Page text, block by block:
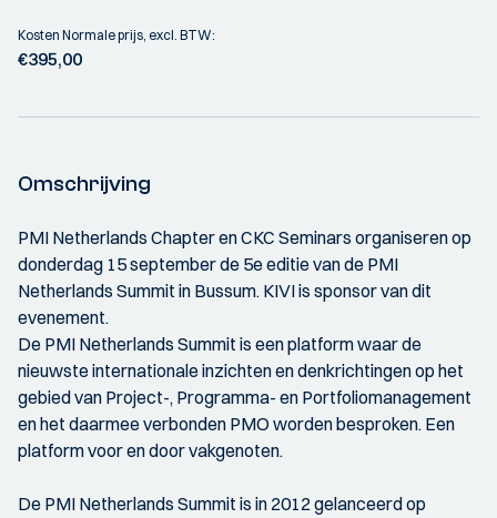
Kosten Normale prijs, excl. BTW:
€395,00
Omschrijving
PMI Netherlands Chapter en CKC Seminars organiseren op
donderdag 15 september de 5e editie van de PMI
Netherlands Summit in Bussum. KIVI is sponsor van dit
evenement.
De PMI Netherlands Summit is een platform waar de
nieuwste internationale inzichten en denkrichtingen op het
gebied van Project-, Programma- en Portfoliomanagement
en het daarmee verbonden PMO worden besproken. Een
platform voor en door vakgenoten.
De PMI Netherlands Summit is in 2012 gelanceerd op